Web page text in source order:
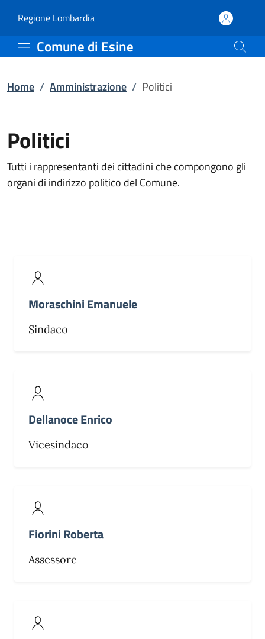
Politici | Comune di
Regione Lombardia(apre in un'altra scheda).
Comune di Esine
Home / Amministrazione / Politici
Politici
Tutti i rappresentanti dei cittadini che compongono gli
organi di indirizzo politico del Comune.
Moraschini Emanuele
Sindaco
Dellanoce Enrico
Vicesindaco
Fiorini Roberta
Assessore